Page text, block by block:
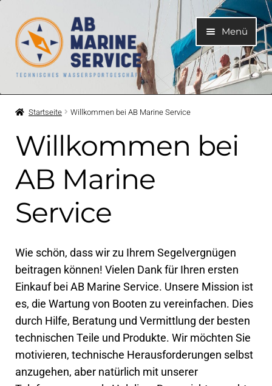
Zur
Navigation
springen
Zum
Inhalt
springen
Menü
Home
öffnen
Motorteile
Bootelektrik
öffnen
Kontakt
öffnen
Technikblog
Deutsch
öffnen
Startseite Willkommen bei AB Marine Service
Willkommen bei
AB Marine
Service
Wie schön, dass wir zu Ihrem Segelvergnügen
beitragen können! Vielen Dank für Ihren ersten
Einkauf bei AB Marine Service. Unsere Mission ist
es, die Wartung von Booten zu vereinfachen. Dies
durch Hilfe, Beratung und Vermittlung der besten
technischen Teile und Produkte. Wir möchten Sie
motivieren, technische Herausforderungen selbst
anzugehen, aber natürlich mit unserer